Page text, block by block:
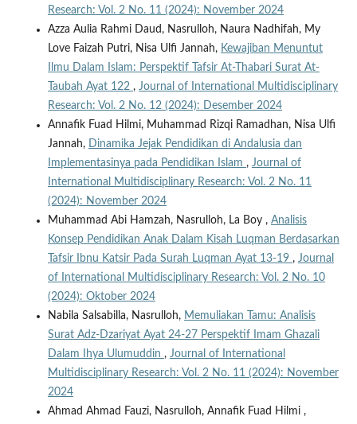
Research: Vol. 2 No. 11 (2024): November 2024
Azza Aulia Rahmi Daud, Nasrulloh, Naura Nadhifah, My
Love Faizah Putri, Nisa Ulfi Jannah, Kewajiban Menuntut
Ilmu Dalam Islam: Perspektif Tafsir At-Thabari Surat At-
Taubah Ayat 122 , Journal of International Multidisciplinary
Research: Vol. 2 No. 12 (2024): Desember 2024
Annafik Fuad Hilmi, Muhammad Rizqi Ramadhan, Nisa Ulfi
Jannah, Dinamika Jejak Pendidikan di Andalusia dan
Implementasinya pada Pendidikan Islam , Journal of
International Multidisciplinary Research: Vol. 2 No. 11
(2024): November 2024
Muhammad Abi Hamzah, Nasrulloh, La Boy , Analisis
Konsep Pendidikan Anak Dalam Kisah Luqman Berdasarkan
Tafsir Ibnu Katsir Pada Surah Luqman Ayat 13-19 , Journal
of International Multidisciplinary Research: Vol. 2 No. 10
(2024): Oktober 2024
Nabila Salsabilla, Nasrulloh, Memuliakan Tamu: Analisis
Surat Adz-Dzariyat Ayat 24-27 Perspektif Imam Ghazali
Dalam Ihya Ulumuddin , Journal of International
Multidisciplinary Research: Vol. 2 No. 11 (2024): November
2024
Ahmad Ahmad Fauzi, Nasrulloh, Annafik Fuad Hilmi ,